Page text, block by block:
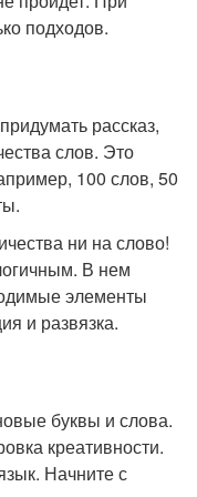
подходов.
рассказ,
слов. Это
100 слов, 50
ни на слово!
В нем
элементы
и развязка.
буквы и слова.
креативности.
Начните с